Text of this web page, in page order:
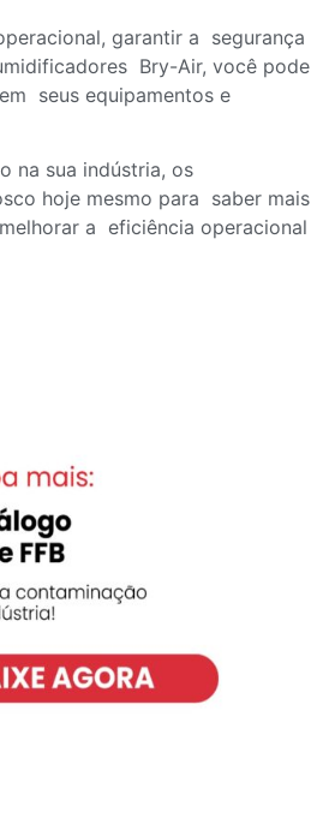
garantir a segurança
Bry-Air, você pode
seus equipamentos e
na sua indústria, os
hoje mesmo para saber mais
a eficiência operacional